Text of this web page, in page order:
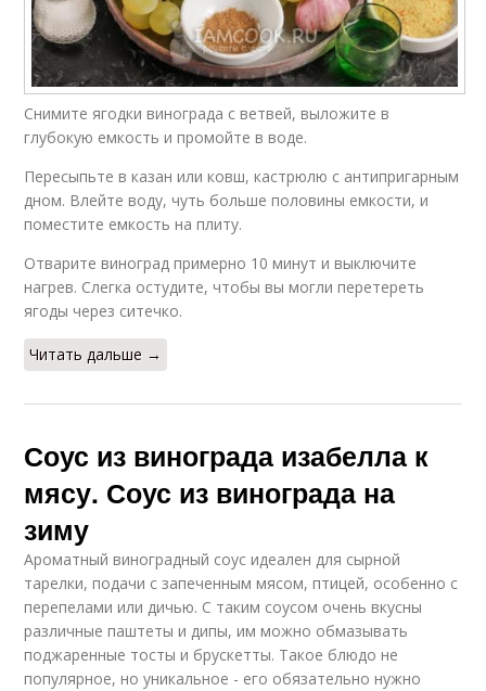
Снимите ягодки винограда с ветвей, выложите в
глубокую емкость и промойте в воде.
Пересыпьте в казан или ковш, кастрюлю с антипригарным
дном. Влейте воду, чуть больше половины емкости, и
поместите емкость на плиту.
Отварите виноград примерно 10 минут и выключите
нагрев. Слегка остудите, чтобы вы могли перетереть
ягоды через ситечко.
Читать дальше →
Соус из винограда изабелла к
мясу. Соус из винограда на
зиму
Ароматный виноградный соус идеален для сырной
тарелки, подачи с запеченным мясом, птицей, особенно с
перепелами или дичью. С таким соусом очень вкусны
различные паштеты и дипы, им можно обмазывать
поджаренные тосты и брускетты. Такое блюдо не
популярное, но уникальное - его обязательно нужно